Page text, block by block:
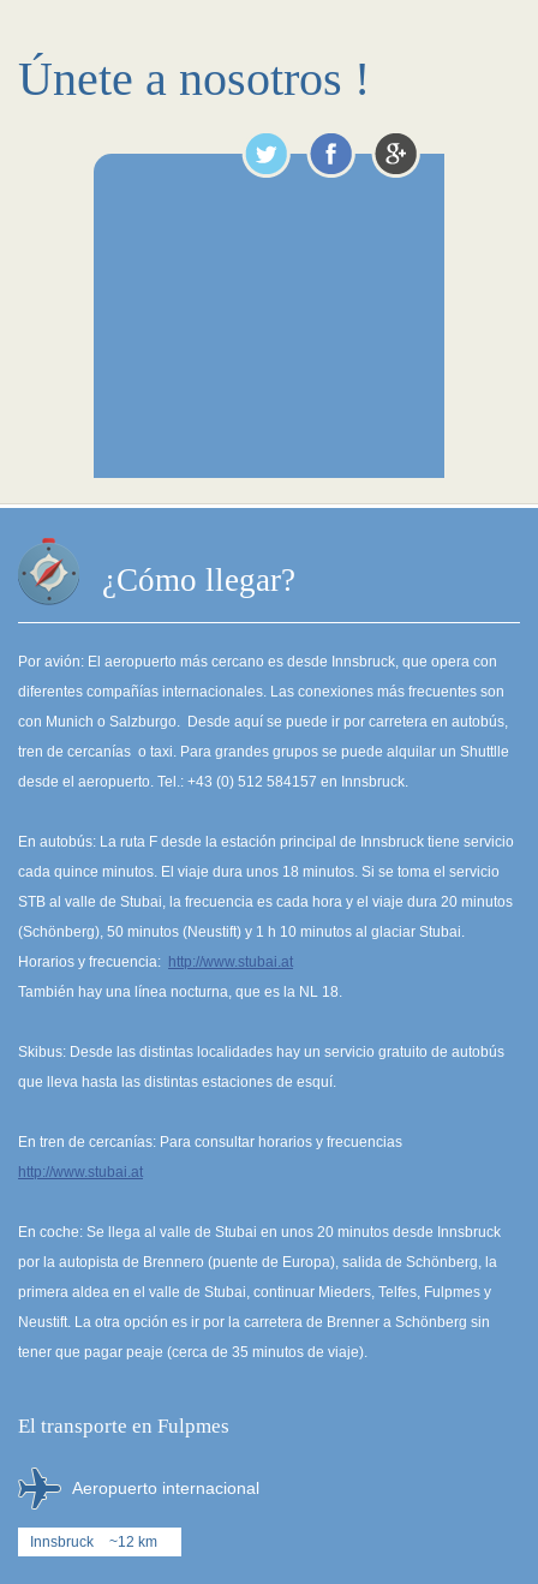
Únete a nosotros !
¿Cómo llegar?
Por avión: El aeropuerto más cercano es desde Innsbruck, que opera con
diferentes compañías internacionales. Las conexiones más frecuentes son
con Munich o Salzburgo. Desde aquí se puede ir por carretera en autobús,
tren de cercanías o taxi. Para grandes grupos se puede alquilar un Shuttlle
desde el aeropuerto. Tel.: +43 (0) 512 584157 en Innsbruck.
En autobús: La ruta F desde la estación principal de Innsbruck tiene servicio
cada quince minutos. El viaje dura unos 18 minutos. Si se toma el servicio
STB al valle de Stubai, la frecuencia es cada hora y el viaje dura 20 minutos
(Schönberg), 50 minutos (Neustift) y 1 h 10 minutos al glaciar Stubai.
Horarios y frecuencia: http://www.stubai.at
También hay una línea nocturna, que es la NL 18.
Skibus: Desde las distintas localidades hay un servicio gratuito de autobús
que lleva hasta las distintas estaciones de esquí.
En tren de cercanías: Para consultar horarios y frecuencias
http://www.stubai.at
En coche: Se llega al valle de Stubai en unos 20 minutos desde Innsbruck
por la autopista de Brennero (puente de Europa), salida de Schönberg, la
primera aldea en el valle de Stubai, continuar Mieders, Telfes, Fulpmes y
Neustift. La otra opción es ir por la carretera de Brenner a Schönberg sin
tener que pagar peaje (cerca de 35 minutos de viaje).
El transporte en Fulpmes
Aeropuerto internacional
Innsbruck ~12 km